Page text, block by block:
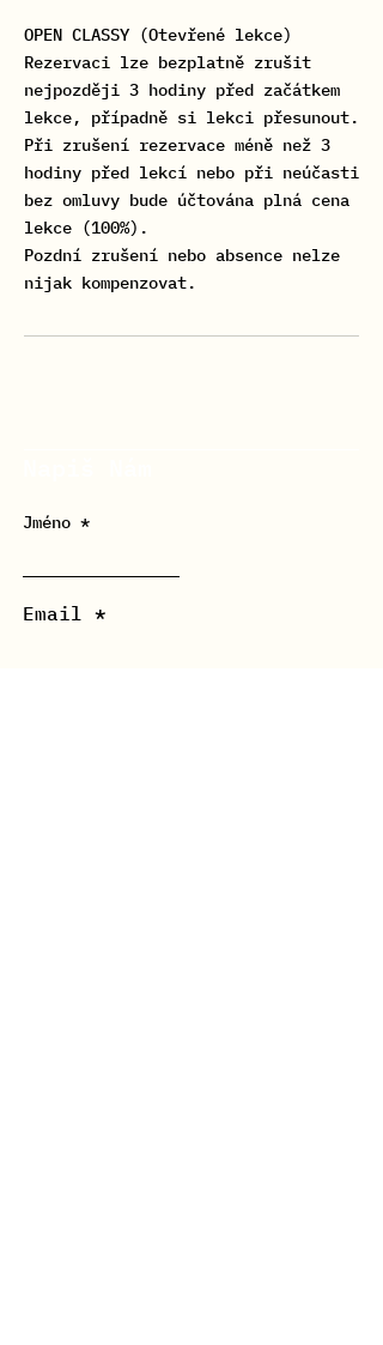
OPEN CLASSY (Otevřené lekce)
Rezervaci lze bezplatně zrušit
nejpozději 3 hodiny před začátkem
lekce, případně si lekci přesunout.
Při zrušení rezervace méně než 3
hodiny před lekcí nebo při neúčasti
bez omluvy bude účtována plná cena
lekce (100%).
Pozdní zrušení nebo absence nelze
Jméno
Email